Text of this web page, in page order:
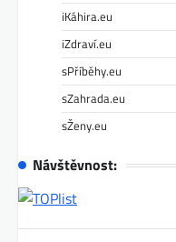
iKáhira.eu
iZdraví.eu
sPříběhy.eu
sZahrada.eu
sŽeny.eu
Návštěvnost: